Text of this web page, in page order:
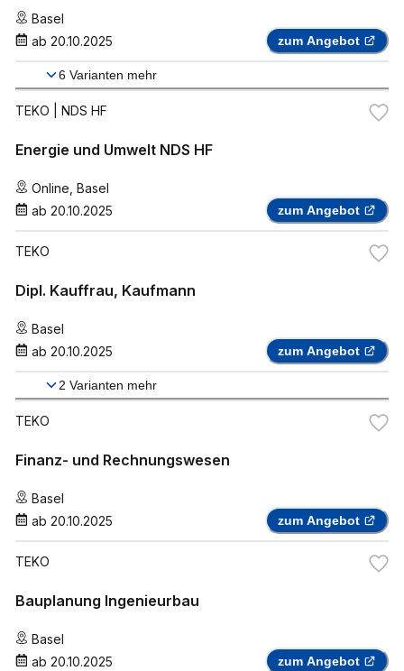
Basel
ab 20.10.2025 zum Angebot
6 Varianten mehr
TEKO | NDS HF
Energie und Umwelt NDS HF
Online Basel
ab 20.10.2025 zum Angebot
TEKO
Dipl. Kauffrau, Kaufmann
Basel
ab 20.10.2025 zum Angebot
2 Varianten mehr
TEKO
Finanz- und Rechnungswesen
Basel
ab 20.10.2025 zum Angebot
TEKO
Bauplanung Ingenieurbau
Basel
ab 20.10.2025 zum Angebot